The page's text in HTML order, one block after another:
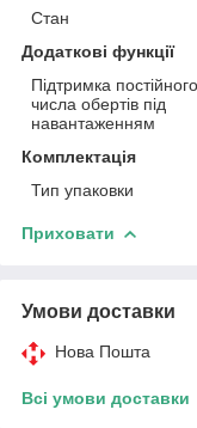
Стан
Додаткові функції
Підтримка постійного
числа обертів під
навантаженням
Комплектація
Тип упаковки
Приховати
Умови доставки
Нова Пошта
Всі умови доставки